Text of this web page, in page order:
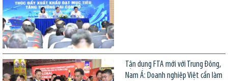
Tận dụng FTA mới với Trung Đông,
Nam Á: Doanh nghiệp Việt cần làm